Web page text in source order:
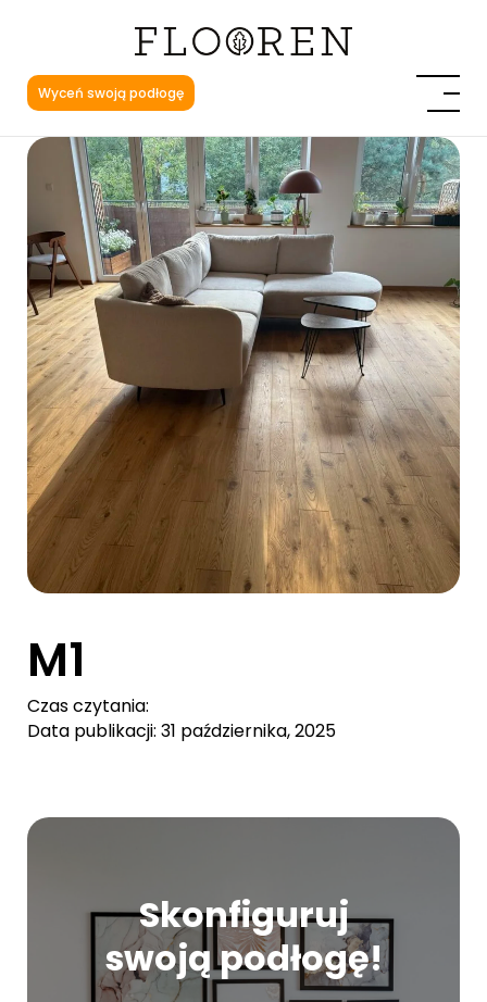
Wyceń swoją podłogę
M1
Czas czytania:
Data publikacji: 31 października, 2025
Skonfiguruj
swoją podłogę!